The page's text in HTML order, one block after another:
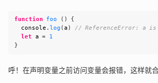
function foo ( )
{
console .log (a )
// ReferenceError: a is
let
a =
1
}
呼！在声明变量之前访问变量会报错，这样就合